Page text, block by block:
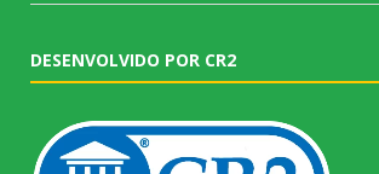
DESENVOLVIDO POR CR2